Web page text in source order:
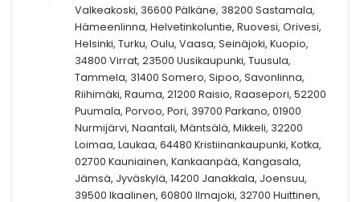
Valkeakoski, 36600 Pälkäne, 38200 Sastamala,
Hämeenlinna, Helvetinkoluntie, Ruovesi, Orivesi,
Helsinki, Turku, Oulu, Vaasa, Seinäjoki, Kuopio,
34800 Virrat, 23500 Uusikaupunki, Tuusula,
Tammela, 31400 Somero, Sipoo, Savonlinna,
Riihimäki, Rauma, 21200 Raisio, Raasepori, 52200
Puumala, Porvoo, Pori, 39700 Parkano, 01900
Nurmijärvi, Naantali, Mäntsälä, Mikkeli, 32200
Loimaa, Laukaa, 64480 Kristiinankaupunki, Kotka,
02700 Kauniainen, Kankaanpää, Kangasala,
Jämsä, Jyväskylä, 14200 Janakkala, Joensuu,
39500 Ikaalinen, 60800 Ilmajoki, 32700 Huittinen,